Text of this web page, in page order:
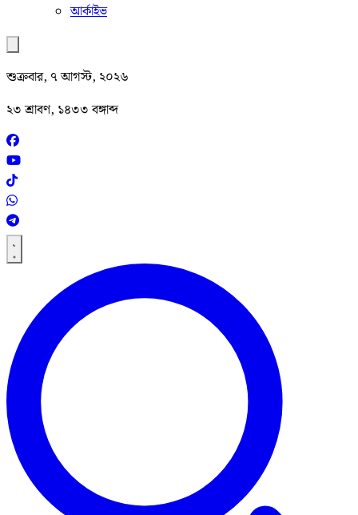
আর্কাইভ
শুক্রবার, ৭ আগস্ট, ২০২৬
২৩ শ্রাবণ, ১৪৩৩ বঙ্গাব্দ